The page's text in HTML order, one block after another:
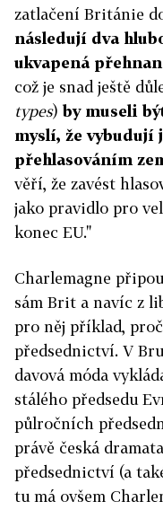
zatlačení Británie
následují dva
ukvapená
což je snad ještě
types) by museli
myslí, že vybudují
přehlasováním
věří, že zavést
jako pravidlo pro
konec EU."
Charlemagne
sám Brit a navíc z
pro něj příklad,
předsednictví. V
davová móda
stálého předsedu
půlročních
právě česká
předsednictví (a
tu má ovšem